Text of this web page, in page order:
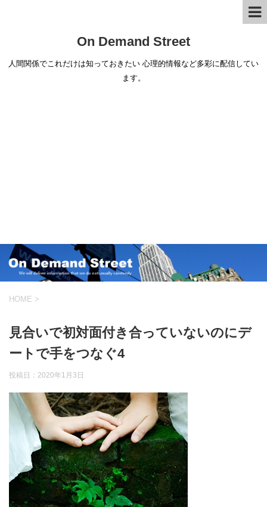
On Demand Street
人間関係でこれだけは知っておきたい 心理的情報など多彩に配信してい
ます。
HOME >
見合いで初対面付き合っていないのにデ
ートで手をつなぐ4
投稿日： 2020年1月3日